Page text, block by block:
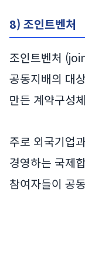
8) 조인트벤처
조인트벤처
공동지배의 대
만든 계약구성
주로 외국기업
경영하는 국제
참여자들이 공